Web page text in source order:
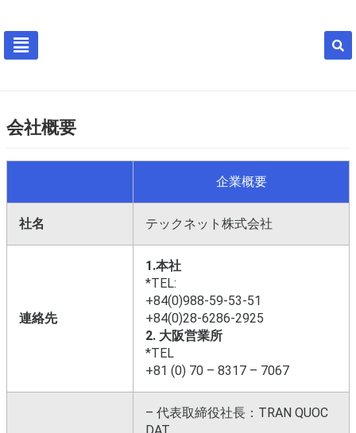
会社概要
企業概要
社名 テックネット株式会社
連絡先
1.本社
*TEL:
+84(0)988-59-53-51
+84(0)28-6286-2925
2. 大阪営業所
*TEL
+81 (0) 70 – 8317 – 7067
– 代表取締役社長：TRAN QUOC